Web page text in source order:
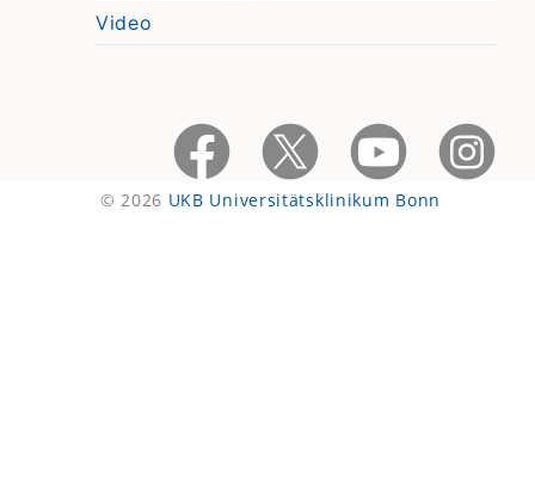
Video
© 2026 UKB Universitätsklinikum Bonn